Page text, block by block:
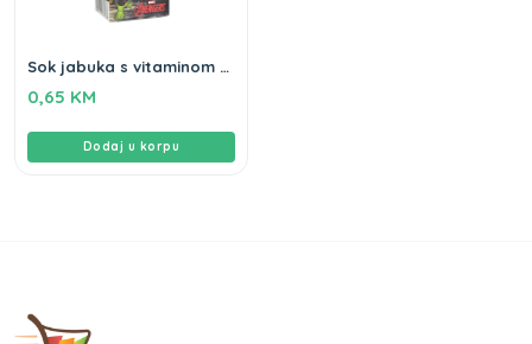
Sok jabuka s vitaminom C
0,65 KM
Dodaj u korpu